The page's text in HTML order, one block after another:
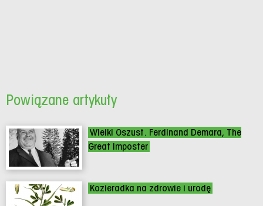
Powiązane artykuły
Wielki Oszust. Ferdinand Demara, The
Great Imposter
Kozieradka na zdrowie i urodę